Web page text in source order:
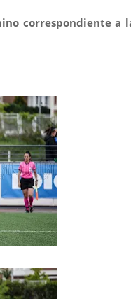
correspondiente a